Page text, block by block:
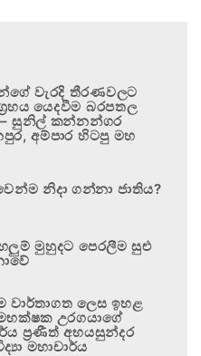
වැරදි තීරණවලට
යෙදවීම බරපතල
– සුනිල් කන්නන්ගර
අම්පාර හිටපු මහ
නිදා ගන්නා ජාතිය?
මුහුදට පෙරලීම සුළු
වාර්තාගත ලෙස ඉහළ
උරගයාගේ
ප්‍රණීත් අභයසුන්දර
මහාචාර්ය